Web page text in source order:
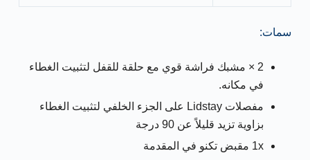
سمات:
2 × مشبك فراشة قوي مع حلقة للقفل لتثبيت الغطاء
في مكانه.
مفصلات Lidstay على الجزء الخلفي لتثبيت الغطاء
بزاوية تزيد قليلاً عن 90 درجة
1x مقبض تكنو في المقدمة